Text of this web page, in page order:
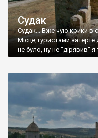
Судак
Судак... Вже чую крики в
Місце,туристами
не було, ну не "дірявив" я